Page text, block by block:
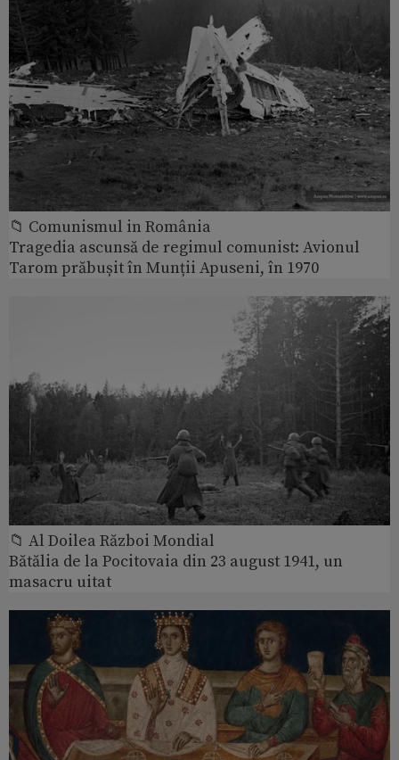
📁 Comunismul in România
Tragedia ascunsă de regimul comunist: Avionul
Tarom prăbușit în Munții Apuseni, în 1970
📁 Al Doilea Război Mondial
Bătălia de la Pocitovaia din 23 august 1941, un
masacru uitat